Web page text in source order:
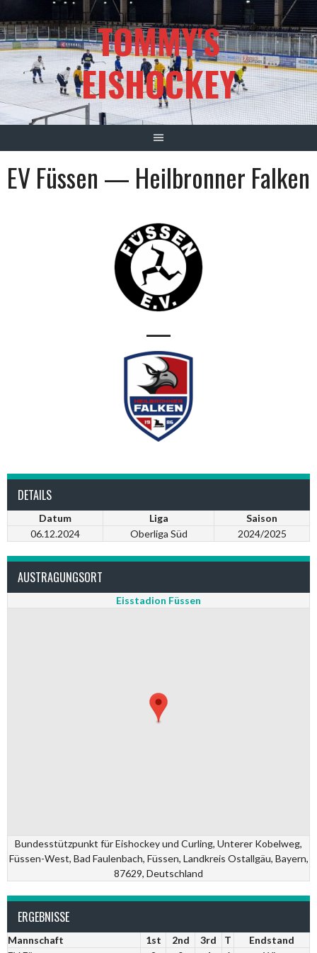
zum
Inhalt
TOMMY'S
EISHOCKEY
EV Füssen — Heilbronner Falken
—
DETAILS
Datum Liga
Saison
06.12.2024
Oberliga Süd 2024/2025
AUSTRAGUNGSORT
Eisstadion Füssen
Bundesstützpunkt für Eishockey und Curling, Unterer Kobelweg,
Füssen-West, Bad Faulenbach, Füssen, Landkreis Ostallgäu, Bayern,
87629, Deutschland
ERGEBNISSE
Mannschaft 1st 2nd 3rd T
Endstand